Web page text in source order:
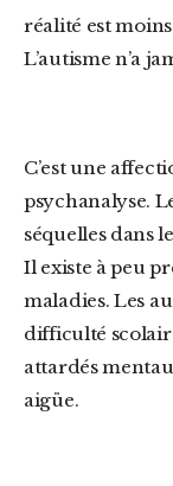
réalité est
L’autisme n’a
C’est une affection qui défie la psychiatrie et la
psychanalyse.
séquelles dans
Il existe à peu
maladies. Les
difficulté
attardés
aigüe.